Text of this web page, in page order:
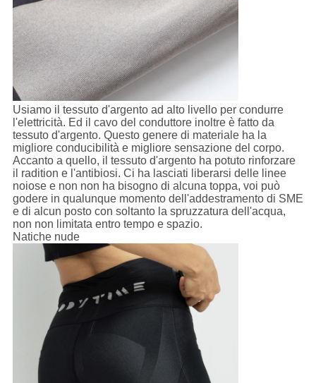
Usiamo il tessuto d'argento ad alto livello per condurre
l'elettricità. Ed il cavo del conduttore inoltre è fatto da
tessuto d'argento. Questo genere di materiale ha la
migliore conducibilità e migliore sensazione del corpo.
Accanto a quello, il tessuto d'argento ha potuto rinforzare
il radition e l'antibiosi. Ci ha lasciati liberarsi delle linee
noiose e non non ha bisogno di alcuna toppa, voi può
godere in qualunque momento dell'addestramento di SME
e di alcun posto con soltanto la spruzzatura dell'acqua,
non non limitata entro tempo e spazio.
Natiche nude